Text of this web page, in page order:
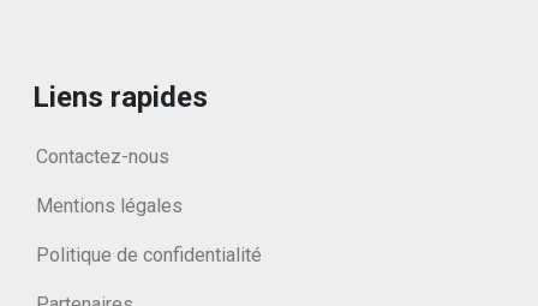
Liens rapides
Contactez-nous
Mentions légales
Politique de confidentialité